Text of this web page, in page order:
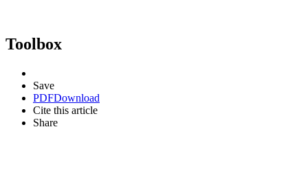
Toolbox
Save
PDFDownload
Cite this article
Share